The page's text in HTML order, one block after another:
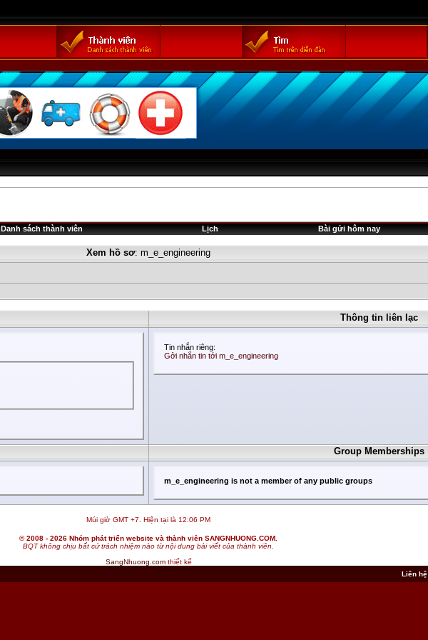
Danh sách thành viên Lịch Bài gửi hôm nay
Xem hồ sơ: m_e_engineering
Thông tin liên lạc
Tin nhắn riêng:
Gởi nhắn tin tới m_e_engineering
Group Memberships
m_e_engineering is not a member of any public groups
Múi giờ GMT +7. Hiện tại là 12:06 PM
© 2008 - 2026 Nhóm phát triển website và thành viên SANGNHUONG.COM.
BQT không chịu bất cứ trách nhiệm nào từ nội dung bài viết của thành viên.
SangNhuong.comthiết kế
Liên hệ